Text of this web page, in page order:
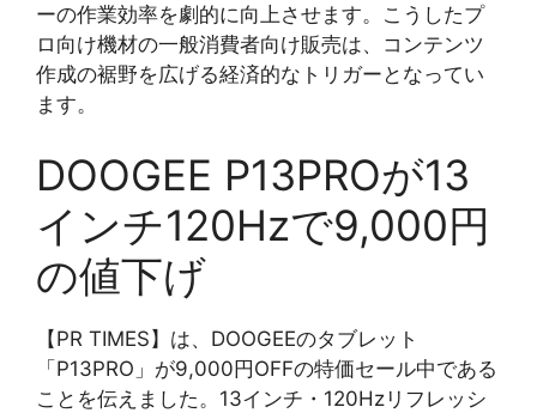
ーの作業効率を劇的に向上させます。こうしたプ
ロ向け機材の一般消費者向け販売は、コンテンツ
作成の裾野を広げる経済的なトリガーとなってい
ます。
DOOGEE P13PROが13
インチ120Hzで9,000円
の値下げ
【PR TIMES】は、DOOGEEのタブレット
「P13PRO」が9,000円OFFの特価セール中である
ことを伝えました。13インチ・120Hzリフレッシ